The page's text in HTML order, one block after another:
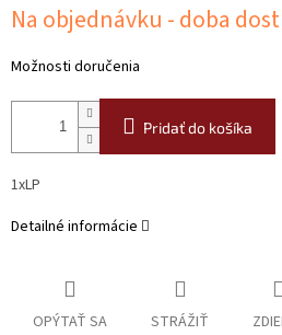
cena:
Na objednávku - doba
Možnosti doručenia
Pridať do košíka
1xLP
Detailné informácie
OPÝTAŤ SA STRÁŽIŤ